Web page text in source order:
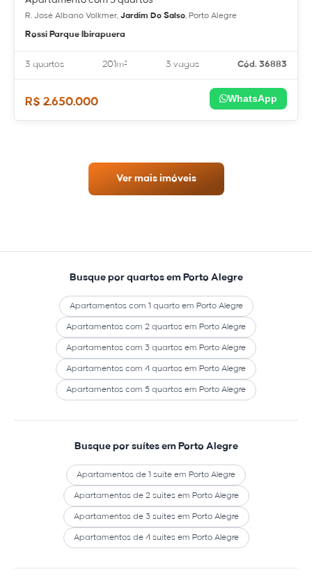
R. José Albano Volkmer, Jardim Do Salso, Porto Alegre
Rossi Parque Ibirapuera
3 quartos 201m² 3 vagas Cód. 36883
R$ 2.650.000 WhatsApp
Ver mais imóveis
Busque por quartos em Porto Alegre
Apartamentos com 1 quarto em Porto Alegre
Apartamentos com 2 quartos em Porto Alegre
Apartamentos com 3 quartos em Porto Alegre
Apartamentos com 4 quartos em Porto Alegre
Apartamentos com 5 quartos em Porto Alegre
Busque por suítes em Porto Alegre
Apartamentos de 1 suíte em Porto Alegre
Apartamentos de 2 suítes em Porto Alegre
Apartamentos de 3 suítes em Porto Alegre
Apartamentos de 4 suítes em Porto Alegre